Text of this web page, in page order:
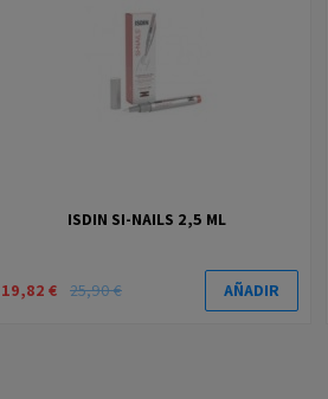
ISDIN SI-NAILS 2,5 ML
19,82 € 25,90 € AÑADIR